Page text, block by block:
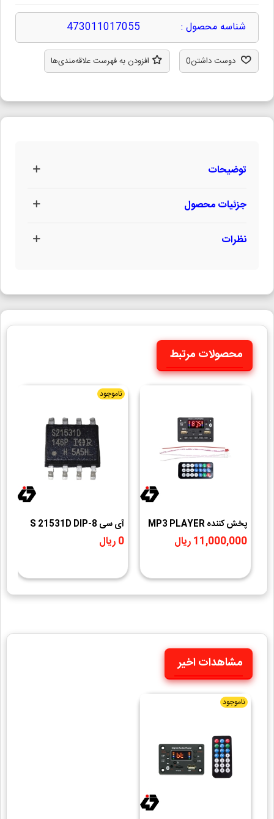
شناسه محصول : 473011017055
دوست داشتن0 افزودن به فهرست علاقه‌مندی‌ها
توضیحات
جزئیات محصول
نظرات
محصولات مرتبط
پخش کننده MP3 PLAYER
پنلی بلوتوثی دارای آمپلی فایر
2X40W مدل KH-G018
11,000,000 ریال
ناموجود
آی سی S 21531D DIP-8
0 ریال
مشاهدات اخیر
ناموجود